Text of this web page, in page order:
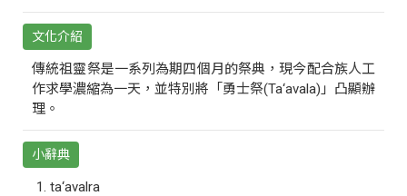
文化介紹
傳統祖靈祭是一系列為期四個月的祭典，現今配合族人工
作求學濃縮為一天，並特別將「勇士祭(Ta‘avala)」凸顯辦
理。
小辭典
ta‘avalra